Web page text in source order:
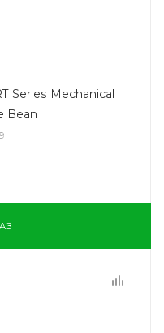
Series Mechanical
Bean